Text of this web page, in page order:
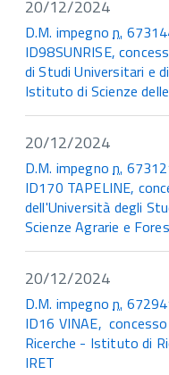
20/12/2024
D.M. impegnon.
ID98SUNRISE,
di Studi Universitari e
Istituto di Scienze
20/12/2024
D.M. impegnon.
ID170 TAPELINE,
dell'Università degli
Scienze Agrarie e
20/12/2024
D.M. impegnon.
ID16 VINAE,
Ricerche - Istituto di
IRET